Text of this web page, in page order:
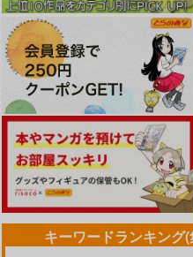
キーワードランキング